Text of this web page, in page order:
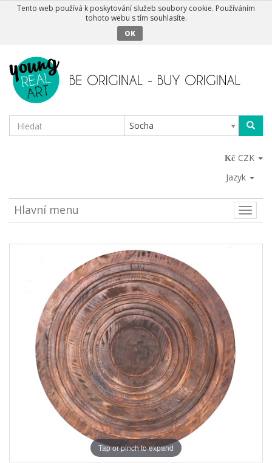
Tento web používá k poskytování služeb soubory cookie. Používáním
tohoto webu s tím souhlasíte.
OK
Socha
CZK
Jazyk
Toggle
Hlavní menu
Tap or pinch to expand